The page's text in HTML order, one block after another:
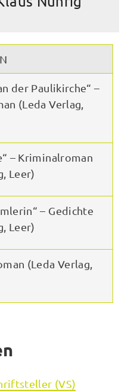
der Paulikirche“ –
(Leda Verlag,
– Kriminalroman
Leer)
– Gedichte
Leer)
(Leda Verlag,
(VS)